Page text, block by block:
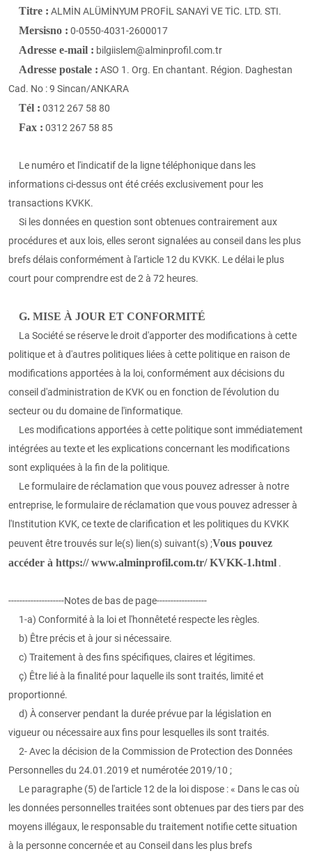
Titre : ALMİN ALÜMİNYUM PROFİL SANAYİ VE TİC. LTD. STI.
Mersisno : 0-0550-4031-2600017
Adresse e-mail : bilgiislem@alminprofil.com.tr
Adresse postale : ASO 1. Org. En chantant. Région. Daghestan
Cad. No : 9 Sincan/ANKARA
Tél : 0312 267 58 80
Fax : 0312 267 58 85
Le numéro et l'indicatif de la ligne téléphonique dans les
informations ci-dessus ont été créés exclusivement pour les
transactions KVKK.
Si les données en question sont obtenues contrairement aux
procédures et aux lois, elles seront signalées au conseil dans les plus
brefs délais conformément à l'article 12 du KVKK. Le délai le plus
court pour comprendre est de 2 à 72 heures.
G. MISE À JOUR ET CONFORMITÉ
La Société se réserve le droit d'apporter des modifications à cette
politique et à d'autres politiques liées à cette politique en raison de
modifications apportées à la loi, conformément aux décisions du
conseil d'administration de KVK ou en fonction de l'évolution du
secteur ou du domaine de l'informatique.
Les modifications apportées à cette politique sont immédiatement
intégrées au texte et les explications concernant les modifications
sont expliquées à la fin de la politique.
Le formulaire de réclamation que vous pouvez adresser à notre
entreprise, le formulaire de réclamation que vous pouvez adresser à
l'Institution KVK, ce texte de clarification et les politiques du KVKK
peuvent être trouvés sur le(s) lien(s) suivant(s) ;Vous pouvez
accéder à https:// www.alminprofil.com.tr/ KVKK-1.html .
--------------------Notes de bas de page------------------
1-a) Conformité à la loi et l'honnêteté respecte les règles.
b) Être précis et à jour si nécessaire.
c) Traitement à des fins spécifiques, claires et légitimes.
ç) Être lié à la finalité pour laquelle ils sont traités, limité et
proportionné.
d) À conserver pendant la durée prévue par la législation en
vigueur ou nécessaire aux fins pour lesquelles ils sont traités.
2- Avec la décision de la Commission de Protection des Données
Personnelles du 24.01.2019 et numérotée 2019/10 ;
Le paragraphe (5) de l'article 12 de la loi dispose : « Dans le cas où
les données personnelles traitées sont obtenues par des tiers par des
moyens illégaux, le responsable du traitement notifie cette situation
à la personne concernée et au Conseil dans les plus brefs